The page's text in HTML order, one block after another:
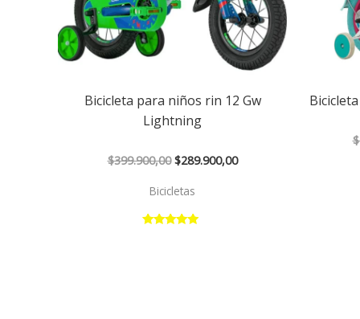
Bicicleta para niños rin 12 Gw
Lightning
$399.900,00 $289.900,00
Bicicletas
$